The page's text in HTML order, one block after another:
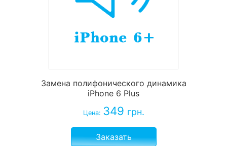
Замена полифонического динамика
iPhone 6 Plus
Цена: 349 грн.
Заказать